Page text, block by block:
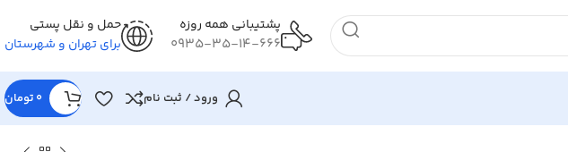
پشتیبانی همه روزه
0935-35-14-666
حمل و نقل پستی
برای تهران و شهرستان
ورود / ثبت نام 0 تومان